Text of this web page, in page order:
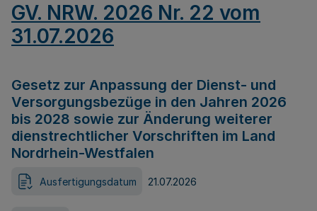
GV. NRW. 2026 Nr. 22 vom
31.07.2026
Gesetz zur Anpassung der Dienst- und
Versorgungsbezüge in den Jahren 2026
bis 2028 sowie zur Änderung weiterer
dienstrechtlicher Vorschriften im Land
Nordrhein-Westfalen
Ausfertigungsdatum 21.07.2026